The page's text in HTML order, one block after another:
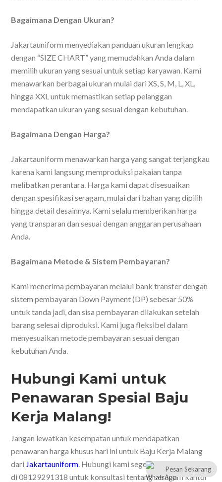
Bagaimana Dengan Ukuran?
Jakartauniform menyediakan panduan ukuran lengkap
dengan “SIZE CHART” yang memudahkan Anda dalam
memilih ukuran yang sesuai untuk setiap karyawan. Kami
menawarkan berbagai ukuran mulai dari XS, S, M, L, XL,
hingga XXL untuk memastikan setiap pelanggan
mendapatkan ukuran yang sesuai dengan kebutuhan.
Bagaimana Dengan Harga?
Jakartauniform menawarkan harga yang sangat terjangkau
karena kami langsung memproduksi pakaian tanpa
melibatkan perantara. Harga kami dapat disesuaikan
dengan spesifikasi seragam, mulai dari bahan yang dipilih
hingga detail desainnya. Kami selalu memberikan harga
yang transparan dan sesuai dengan anggaran perusahaan
Anda.
Bagaimana Metode & Sistem Pembayaran?
Kami menerima pembayaran melalui bank transfer dengan
sistem pembayaran Down Payment (DP) sebesar 50%
untuk tanda jadi, dan sisa pembayaran dilakukan setelah
barang selesai diproduksi. Kami juga fleksibel dalam
menyesuaikan metode pembayaran sesuai dengan
kebutuhan Anda.
Hubungi Kami untuk
Penawaran Spesial Baju
Kerja Malang!
Jangan lewatkan kesempatan untuk mendapatkan
penawaran harga khusus hari ini untuk Baju Kerja Malang
dari Jakartauniform. Hubungi kami segera melalui TLP/WA
di 08129291318 untuk konsultasi tentang seragam kantor
Pesan Sekarang